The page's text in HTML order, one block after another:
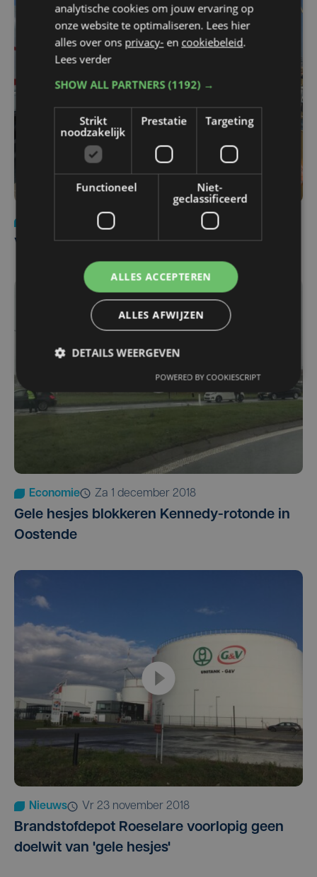
vr 4 maart 2022
Vissers bezorgd om dure brandstofprijzen
Economie za 1 december 2018
Gele hesjes blokkeren Kennedy-rotonde in
Oostende
Nieuws vr 23 november 2018
Brandstofdepot Roeselare voorlopig geen
doelwit van 'gele hesjes'
analytische cookies om jouw ervaring op
onze website te optimaliseren. Lees hier
alles over ons privacy- en cookiebeleid.
Lees verder
SHOW ALL PARTNERS(1192) →
Strikt
noodzakelijk
Prestatie Targeting
Functioneel
Niet-
geclassificeerd
ALLES ACCEPTEREN
ALLES AFWIJZEN
DETAILS WEERGEVEN
POWERED BY COOKIESCRIPT